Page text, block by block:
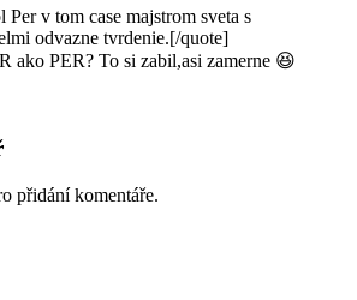
v tom case majstrom sveta s
odvazne tvrdenie.[/quote]
ako PER? To si zabil,asi zamerne 😆
přidání komentáře.